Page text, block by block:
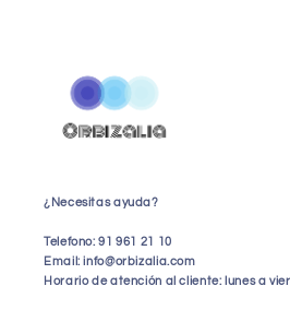
¿Necesitas ayuda?
Telefono: 91 961 21 10
Email: info@orbizalia.com
Horario de atención al cliente: lunes a